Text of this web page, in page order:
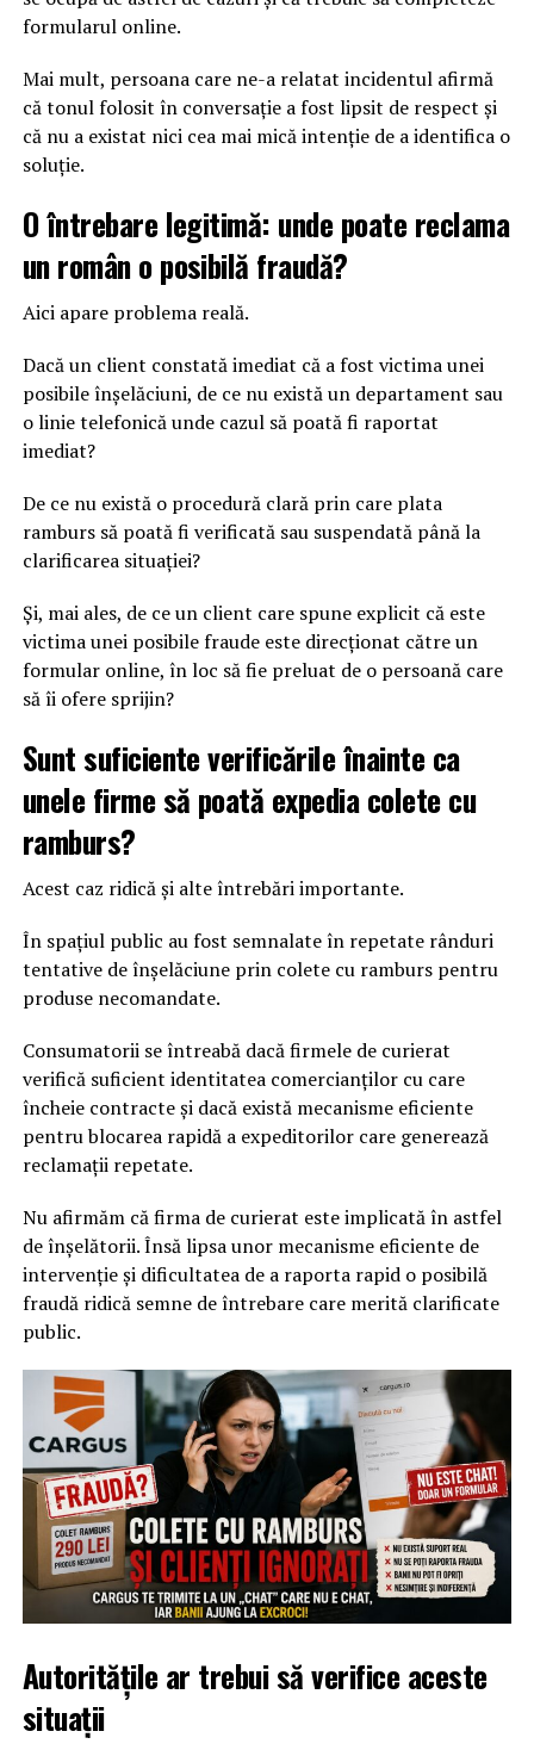
formularul online.
Mai mult, persoana care ne-a relatat incidentul afirmă
că tonul folosit în conversație a fost lipsit de respect și
că nu a existat nici cea mai mică intenție de a identifica o
soluție.
O întrebare legitimă: unde poate reclama
un român o posibilă fraudă?
Aici apare problema reală.
Dacă un client constată imediat că a fost victima unei
posibile înșelăciuni, de ce nu există un departament sau
o linie telefonică unde cazul să poată fi raportat
imediat?
De ce nu există o procedură clară prin care plata
ramburs să poată fi verificată sau suspendată până la
clarificarea situației?
Și, mai ales, de ce un client care spune explicit că este
victima unei posibile fraude este direcționat către un
formular online, în loc să fie preluat de o persoană care
să îi ofere sprijin?
Sunt suficiente verificările înainte ca
unele firme să poată expedia colete cu
ramburs?
Acest caz ridică și alte întrebări importante.
În spațiul public au fost semnalate în repetate rânduri
tentative de înșelăciune prin colete cu ramburs pentru
produse necomandate.
Consumatorii se întreabă dacă firmele de curierat
verifică suficient identitatea comercianților cu care
încheie contracte și dacă există mecanisme eficiente
pentru blocarea rapidă a expeditorilor care generează
reclamații repetate.
Nu afirmăm că firma de curierat este implicată în astfel
de înșelătorii. Însă lipsa unor mecanisme eficiente de
intervenție și dificultatea de a raporta rapid o posibilă
fraudă ridică semne de întrebare care merită clarificate
public.
Autoritățile ar trebui să verifice aceste
situații